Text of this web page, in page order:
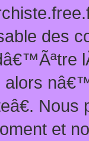
des
alors
et